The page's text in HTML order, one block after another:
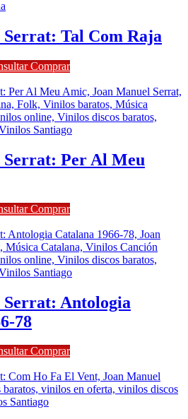
Serrat: Tal Com Raja
Comprar
Serrat: Per Al Meu
Comprar
Serrat: Antologia
78
Comprar